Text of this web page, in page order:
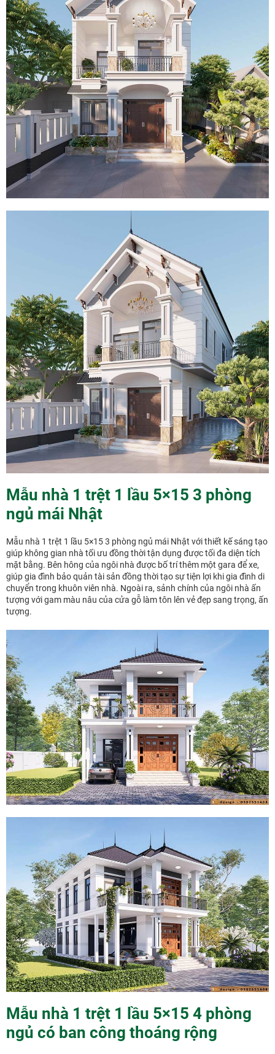
Mẫu nhà 1 trệt 1 lầu 5×15 3 phòng
ngủ mái Nhật
Mẫu nhà 1 trệt 1 lầu 5×15 3 phòng ngủ mái Nhật với thiết kế sáng tạo
giúp không gian nhà tối ưu đồng thời tận dụng được tối đa diện tích
mặt bằng. Bên hông của ngôi nhà được bố trí thêm một gara để xe,
giúp gia đình bảo quản tài sản đồng thời tạo sự tiện lợi khi gia đình di
chuyển trong khuôn viên nhà. Ngoài ra, sảnh chính của ngôi nhà ấn
tượng với gam màu nâu của cửa gỗ làm tôn lên vẻ đẹp sang trọng, ấn
tượng.
Mẫu nhà 1 trệt 1 lầu 5×15 4 phòng
ngủ có ban công thoáng rộng